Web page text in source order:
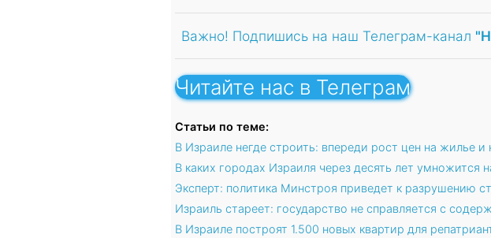
Важно! Подпишись на наш Телеграм-канал
Читайте нас в Телеграм
Статьи по теме:
В Израиле негде строить: впереди рост цен на жилье и
В каких городах Израиля через десять лет умножится
Эксперт: политика Минстроя приведет к разрушению
Израиль стареет: государство не справляется с
В Израиле построят 1.500 новых квартир для